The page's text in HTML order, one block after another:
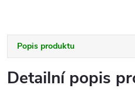
Popis produktu
Detailní popis